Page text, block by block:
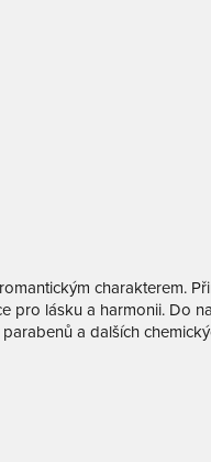
charakterem.
pro lásku a harmonii. Do
a dalších